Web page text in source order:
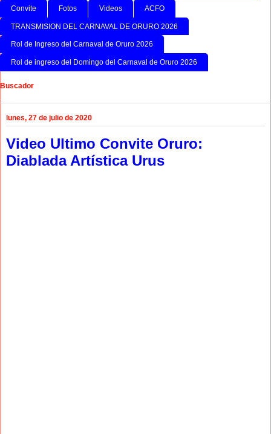
Convite Fotos Videos ACFO
TRANSMISION DEL CARNAVAL DE ORURO 2026
Rol de Ingreso del Carnaval de Oruro 2026
Rol de ingreso del Domingo del Carnaval de Oruro 2026
Buscador
lunes, 27 de julio de 2020
Video Ultimo Convite Oruro:
Diablada Artística Urus